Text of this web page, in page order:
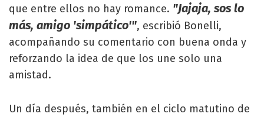
que entre ellos no hay romance. "Jajaja, sos lo
más, amigo 'simpático'", escribió Bonelli,
acompañando su comentario con buena onda y
reforzando la idea de que los une solo una
amistad.
Un día después, también en el ciclo matutino de